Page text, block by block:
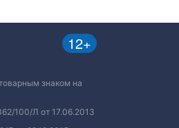
12+
знаком на
100/Л от 17.06.2013